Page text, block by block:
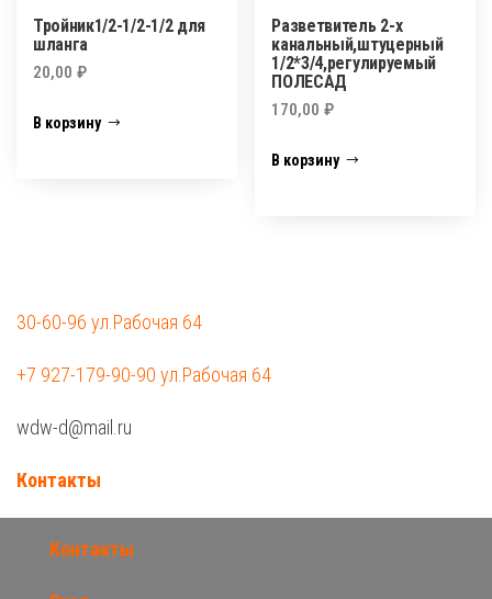
Тройник1/2-1/2-1/2 для
шланга
20,00 ₽
В корзину
Разветвитель 2-х
канальный,штуцерный
1/2*3/4,регулируемый
ПОЛЕСАД
170,00₽
В корзину
30-60-96 ул.Рабочая 64
+7 927-179-90-90 ул.Рабочая 64
wdw-d@mail.ru
Контакты
Контакты